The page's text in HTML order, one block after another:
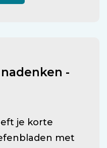
-
je korte
met